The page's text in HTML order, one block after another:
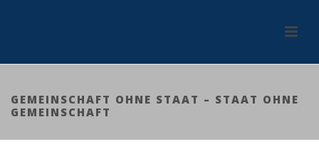
GEMEINSCHAFT OHNE STAAT – STAAT OHNE
GEMEINSCHAFT